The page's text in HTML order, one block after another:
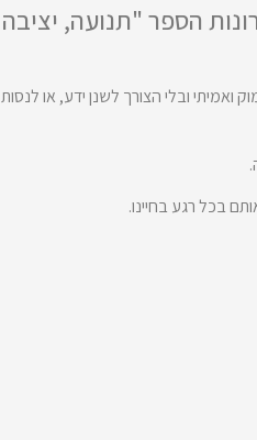
הספר "תנועה, יציבה
ובלי הצורך לשנן ידע, או לנסות
בכל רגע בחיינו.